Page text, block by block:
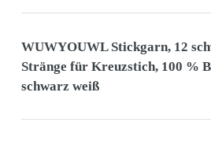
WUWYOUWL Stickgarn, 12
Stränge für Kreuzstich, 100 %
schwarz weiß